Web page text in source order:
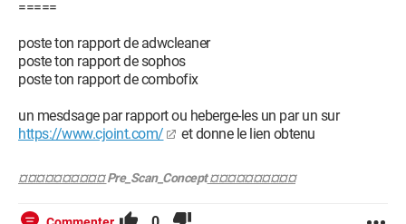
O23 - Service: @%SystemRoot%\system32\audiosrv.dll,-200
C:\Windows\System32\svchost.exe
O23 - Service: @%SystemRoot%\system32\AxInstSV.dll,-103
(AxInstSV) - Unknown owner -
O23 - Service: @%SystemRoot%\system32\bdesvc.dll,-100
(BDESVC) - Unknown owner -
O23 - Service: @%SystemRoot%\system32\bfe.dll,-1001
(BFE) - Unknown owner - C:\Windows\system32\svchost.exe
=====
poste ton rapport de adwcleaner
poste ton rapport de sophos
poste ton rapport de combofix
un mesdsage par rapport ou heberge-les un par un sur
https://www.cjoint.com/
et donne le lien obtenu
¤¤¤¤¤¤¤¤¤¤Pre_Scan_Concept¤¤¤¤¤¤¤¤¤¤